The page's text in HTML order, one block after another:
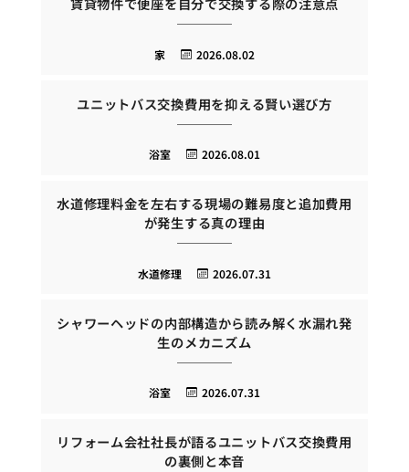
2026.08.02
家
ユニットバス交換費用を抑える賢い選び方
2026.08.01
浴室
水道修理料金を左右する現場の難易度と追加費用
が発生する真の理由
2026.07.31
水道修理
シャワーヘッドの内部構造から読み解く水漏れ発
生のメカニズム
2026.07.31
浴室
リフォーム会社社長が語るユニットバス交換費用
の裏側と本音